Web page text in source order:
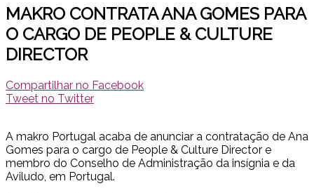
MAKRO CONTRATA ANA GOMES PARA
O CARGO DE PEOPLE & CULTURE
DIRECTOR
Compartilhar no Facebook
Tweet no Twitter
A makro Portugal acaba de anunciar a contratação de Ana
Gomes para o cargo de People & Culture Director e
membro do Conselho de Administração da insígnia e da
Aviludo, em Portugal.